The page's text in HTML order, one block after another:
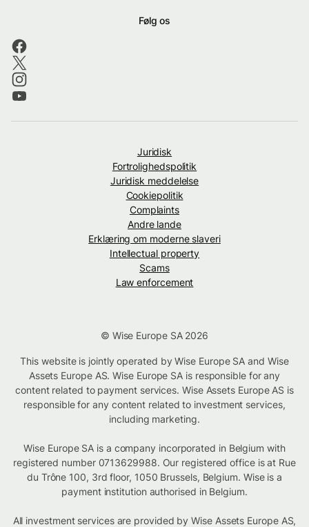
Følg os
Juridisk
Fortrolighedspolitik
Juridisk meddelelse
Cookiepolitik
Complaints
Andre lande
Erklæring om moderne slaveri
Intellectual property
Scams
Law enforcement
© Wise Europe SA 2026
This website is jointly operated by Wise Europe SA and Wise
Assets Europe AS. Wise Europe SA is responsible for any
content related to payment services. Wise Assets Europe AS is
responsible for any content related to investment services,
including marketing.
Wise Europe SA is a company incorporated in Belgium with
registered number 0713629988. Our registered office is at Rue
du Trône 100, 3rd floor, 1050 Brussels, Belgium. Wise is a
payment institution authorised in Belgium.
All investment services are provided by Wise Assets Europe AS,